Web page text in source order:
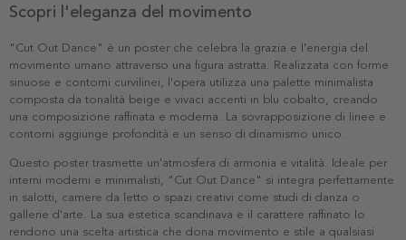
Scopri l'eleganza del movimento
"Cut Out Dance" è un poster che celebra la grazia e l'energia del
movimento umano attraverso una figura astratta. Realizzata con forme
sinuose e contorni curvilinei, l'opera utilizza una palette minimalista
composta da tonalità beige e vivaci accenti in blu cobalto, creando
una composizione raffinata e moderna. La sovrapposizione di linee e
contorni aggiunge profondità e un senso di dinamismo unico.
Questo poster trasmette un'atmosfera di armonia e vitalità. Ideale per
interni moderni e minimalisti, "Cut Out Dance" si integra perfettamente
in salotti, camere da letto o spazi creativi come studi di danza o
gallerie d'arte. La sua estetica scandinava e il carattere raffinato lo
rendono una scelta artistica che dona movimento e stile a qualsiasi